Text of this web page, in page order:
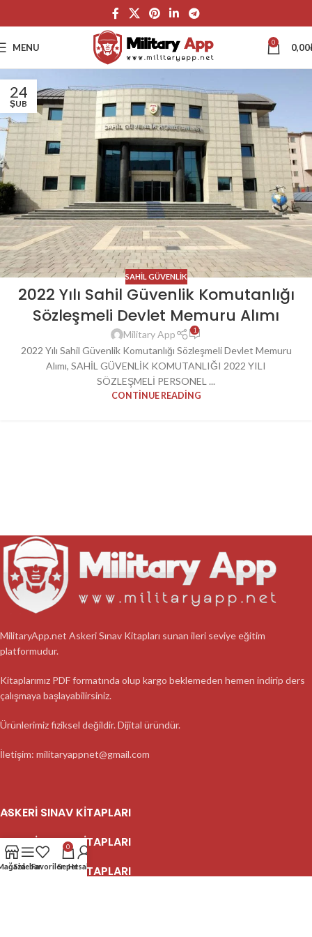
MENU 0 0,00
24
ŞUB
SAHIL GÜVENLIK
2022 Yılı Sahil Güvenlik Komutanlığı
Sözleşmeli Devlet Memuru Alımı
Military App 1
2022 Yılı Sahil Güvenlik Komutanlığı Sözleşmeli Devlet Memuru
Alımı, SAHİL GÜVENLİK KOMUTANLIĞI 2022 YILI
SÖZLEŞMELİ PERSONEL ...
CONTINUE READING
MilitaryApp.net Askeri Sınav Kitapları sunan ileri seviye eğitim
platformudur.
Kitaplarımız PDF formatında olup kargo beklemeden hemen indirip ders
çalışmaya başlayabilirsiniz.
Ürünlerimiz fiziksel değildir. Dijital üründür.
İletişim: militaryappnet@gmail.com
ASKERI SINAV KITAPLARI
ASKERI SINAV KITAPLARI
ASKERI SINAV KITAPLARI
SidebarFavoriler
0
SepetHesabım